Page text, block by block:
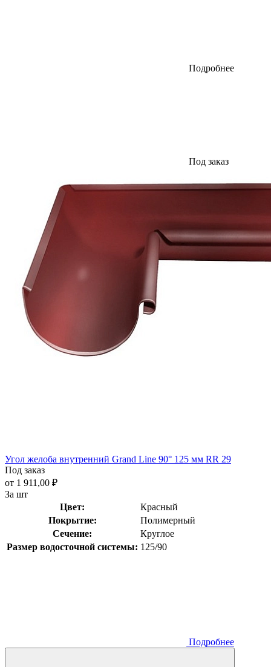
Подробнее
Под заказ
Угол желоба внутренний Grand Line 90° 125 мм RR 29
Под заказ
от 1 911,00 ₽
За шт
Цвет:
Красный
Покрытие:
Полимерный
Сечение:
Круглое
Размер водосточной системы: 125/90
Подробнее